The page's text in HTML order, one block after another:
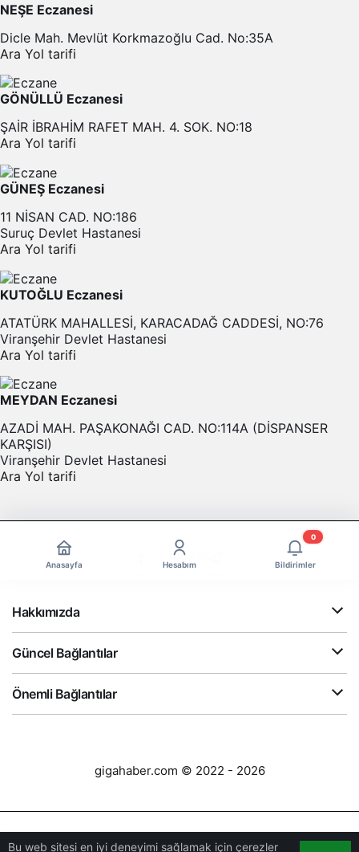
NEŞE Eczanesi
Dicle Mah. Mevlüt Korkmazoğlu Cad. No:35A
Ara Yol tarifi
GÖNÜLLÜ Eczanesi
ŞAİR İBRAHİM RAFET MAH. 4. SOK. NO:18
Ara Yol tarifi
GÜNEŞ Eczanesi
11 NİSAN CAD. NO:186
Suruç Devlet Hastanesi
Ara Yol tarifi
KUTOĞLU Eczanesi
ATATÜRK MAHALLESİ, KARACADAĞ CADDESİ, NO:76
Viranşehir Devlet Hastanesi
Ara Yol tarifi
MEYDAN Eczanesi
AZADİ MAH. PAŞAKONAĞI CAD. NO:114A (DİSPANSER
KARŞISI)
Viranşehir Devlet Hastanesi
Ara Yol tarifi
Bu web sitesi en iyi deneyimi sağlamak için çerezler
Anasayfa Hesabım Bildirimler
0
Hakkımızda
Güncel Bağlantılar
Önemli Bağlantılar
gigahaber.com © 2022 - 2026